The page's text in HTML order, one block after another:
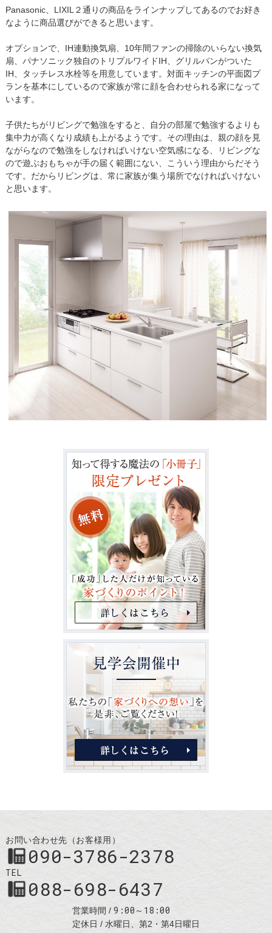
Panasonic、LIXIL２通りの商品をラインナップしてあるのでお好き
なように商品選びができると思います。
オプションで、IH連動換気扇、10年間ファンの掃除のいらない換気
扇、パナソニック独自のトリプルワイドIH、グリルパンがついた
IH、タッチレス水栓等を用意しています。対面キッチンの平面図プ
ランを基本にしているので家族が常に顔を合わせられる家になって
います。
子供たちがリビングで勉強をすると、自分の部屋で勉強するよりも
集中力が高くなり成績も上がるようです。その理由は、親の顔を見
ながらなので勉強をしなければいけない空気感になる、リビングな
ので遊ぶおもちゃが手の届く範囲にない、こういう理由からだそう
です。だからリビングは、常に家族が集う場所でなければいけない
と思います。
お問い合わせ先（お客様用）
090-3786-2378
TEL
088-698-6437
営業時間 9:00～18:00
定休日 水曜日、第2・第4日曜日